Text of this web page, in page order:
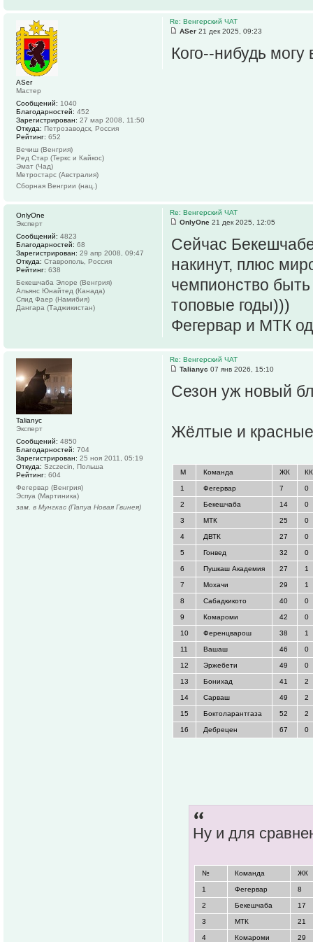
Re: Венгерский ЧАТ
ASer 21 дек 2025, 09:23
Кого--нибудь могу
ASer
Мастер
Сообщений: 1040
Благодарностей: 452
Зарегистрирован: 27 мар 2008, 11:50
Откуда: Петрозаводск, Россия
Рейтинг: 652
Вечиш (Венгрия)
Ред Стар (Теркс и Кайкос)
Эмат (Чад)
Метростарс (Австралия)
Сборная Венгрии (нац.)
Re: Венгерский ЧАТ
OnlyOne 21 дек 2025, 12:05
Сейчас
накинут, плюс
чемпионство
топовые годы)))
Фегервар и МТК
OnlyOne
Эксперт
Сообщений: 4823
Благодарностей: 68
Зарегистрирован: 29 апр 2008, 09:47
Откуда: Ставрополь, Россия
Рейтинг: 638
Бекешчаба Элоре (Венгрия)
Альянс Юнайтед (Канада)
Спид Фаер (Намибия)
Дангара (Таджикистан)
Re: Венгерский ЧАТ
Talianyc 07 янв 2026, 15:10
Сезон уж новый
Жёлтые и
М Команда ЖК КК
1 Фегервар 7 0
2 Бекешчаба 14 0
3 МТК 25 0
4 ДВТК 27 0
5 Гонвед 32 0
6 Пушкаш Академия 27 1
7 Мохачи 29 1
8 Сабадкикото 40 0
9 Комароми 42 0
10 Ференцварош 38 1
11 Вашаш 46 0
12 Эржебети 49 0
13 Бонихад 41 2
14 Сарваш 49 2
15 Боктоларантгаза 52 2
16 Дебрецен 67 0
Ну и для
№ Команда ЖК
1 Фегервар 8
2 Бекешчаба 17
3 МТК 21
4 Комароми 29
Talianyc
Эксперт
Сообщений: 4850
Благодарностей: 704
Зарегистрирован: 25 ноя 2011, 05:19
Откуда: Szczecin, Польша
Рейтинг: 604
Фегервар (Венгрия)
Эспуа (Мартиника)
зам. в Мунгкас (Папуа Новая Гвинея)